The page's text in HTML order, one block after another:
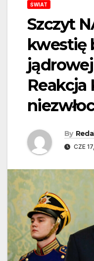
ŚWIAT
Szczyt
kwestię
Reakcja
By
CZE